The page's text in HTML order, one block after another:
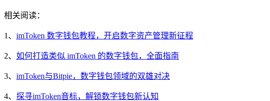
相关阅读：
1、 imToken 数字钱包教程，开启数字资产管理新征程
2、 如何打造类似 imToken 的数字钱包，全面指南
3、 imToken与Bitpie，数字钱包领域的双雄对决
4、 探寻imToken音标，解锁数字钱包新认知